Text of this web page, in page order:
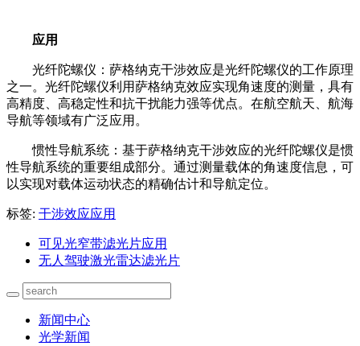
应用
光纤陀螺仪：萨格纳克干涉效应是光纤陀螺仪的工作原理
之一。光纤陀螺仪利用萨格纳克效应实现角速度的测量，具有
高精度、高稳定性和抗干扰能力强等优点。在航空航天、航海
导航等领域有广泛应用。
惯性导航系统：基于萨格纳克干涉效应的光纤陀螺仪是惯
性导航系统的重要组成部分。通过测量载体的角速度信息，可
以实现对载体运动状态的精确估计和导航定位。
标签: 干涉效应应用
可见光窄带滤光片应用
无人驾驶激光雷达滤光片
新闻中心
光学新闻